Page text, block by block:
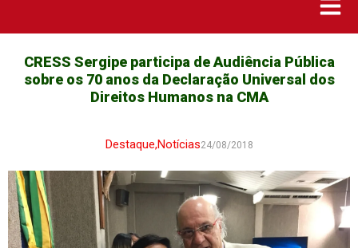
CRESS Sergipe participa de Audiência Pública
sobre os 70 anos da Declaração Universal dos
Direitos Humanos na CMA
Destaque,Notícias24/08/2018